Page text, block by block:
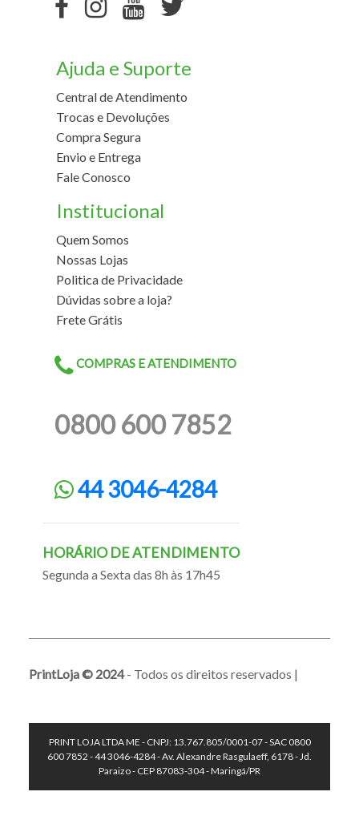
Ajuda e Suporte
Central de Atendimento
Trocas e Devoluções
Compra Segura
Envio e Entrega
Fale Conosco
Institucional
Quem Somos
Nossas Lojas
Politica de Privacidade
Dúvidas sobre a loja?
Frete Grátis
COMPRAS E ATENDIMENTO
0800 600 7852
44 3046-4284
HORÁRIO DE ATENDIMENTO
Segunda a Sexta das 8h às 17h45
PrintLoja © 2024- Todos os direitos reservados |
PRINT LOJA LTDA ME - CNPJ: 13.767.805/0001-07 - SAC 0800
600 7852 - 44 3046-4284 - Av. Alexandre Rasgulaeff, 6178 - Jd.
Paraizo - CEP 87083-304 - Maringá/PR